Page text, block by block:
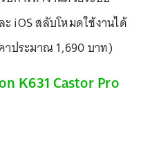
iOS สลับโหมดใช้งานได้
ประมาณ 1,690 บาท)
K631 Castor Pro